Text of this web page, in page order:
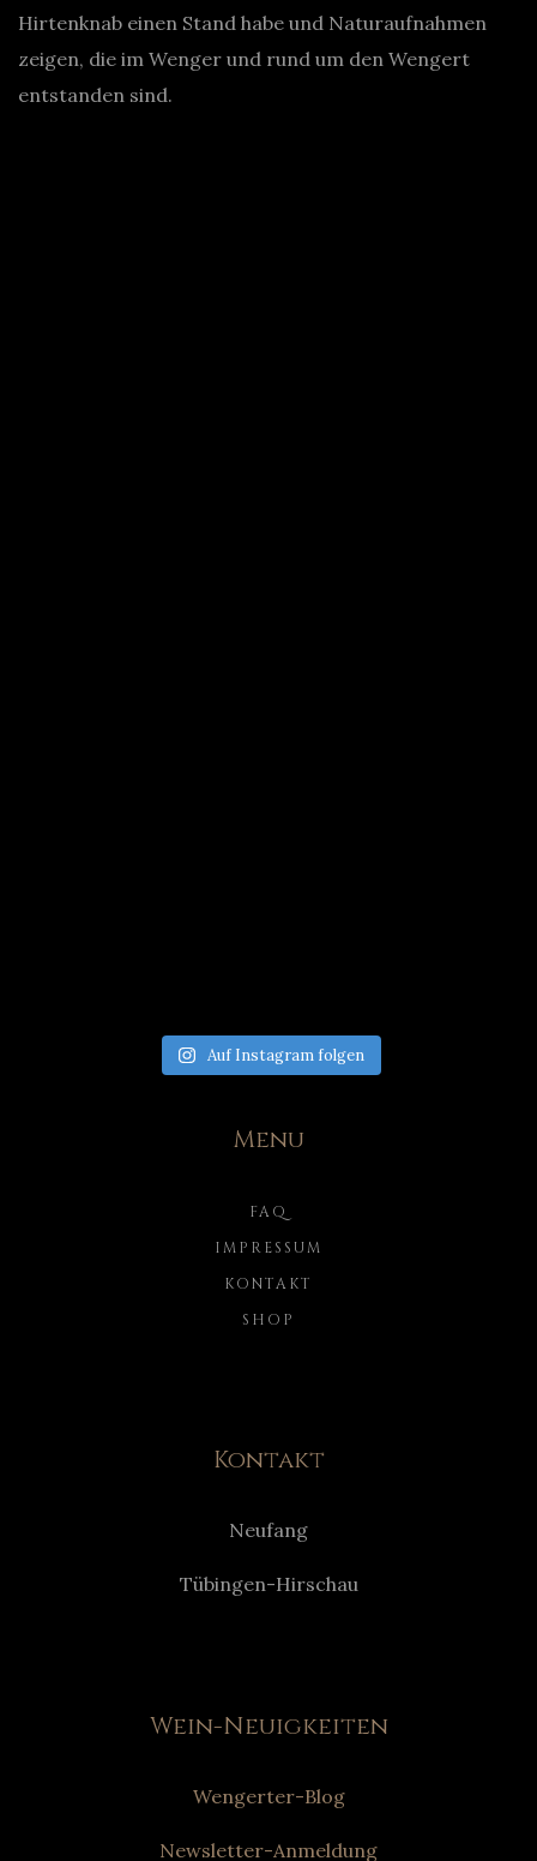
Hirtenknab einen Stand habe und Naturaufnahmen
zeigen, die im Wenger und rund um den Wengert
entstanden sind.
Auf Instagram folgen
Menu
FAQ
IMPRESSUM
KONTAKT
SHOP
Kontakt
Neufang
Tübingen-Hirschau
Wein-Neuigkeiten
Wengerter-Blog
Newsletter-Anmeldung